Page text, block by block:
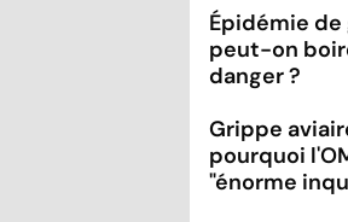
Épidémie
peut-on
danger ?
Grippe
pourquoi
"énorme